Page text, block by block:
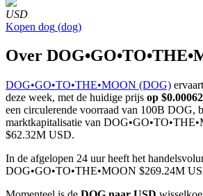
COIN-M-futures
Cryptocurrency-futures
TradFi
Derivaten voor aandelen, forex,
USD
Kopen dog (dog)
Over
DOG•GO•TO•THE•MOON (DOG)
deze week, met de huidige prijs op
een circulerende voorraad van 100B DOG,
marktkapitalisatie van
$62.32M USD.
In de afgelopen 24 uur heeft het
DOG•GO•TO•THE•MOON $269.24M